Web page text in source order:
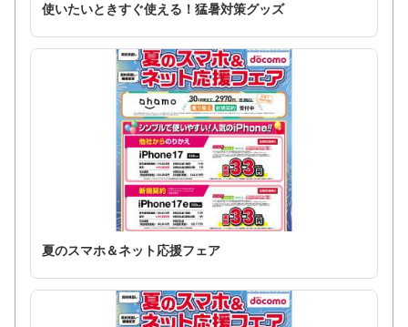
使いたいときすぐ使える！猛暑対策グッズ
夏のスマホ＆ネット応援フェア